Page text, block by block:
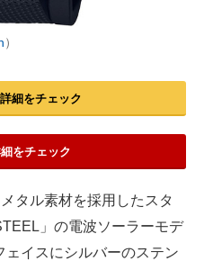
）
細をチェック
をチェック
タル素材を採用したスタ
」の電波ソーラーモデ
ェイスにシルバーのステン